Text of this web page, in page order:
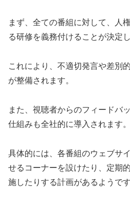
まず、全ての番組に対して、人
る研修を義務付けることが決定し
これにより、不適切発言や差別
が整備されます。
また、視聴者からのフィードバ
仕組みも全社的に導入されます。
具体的には、各番組のウェブサ
せるコーナーを設けたり、定期
施したりする計画があるようです